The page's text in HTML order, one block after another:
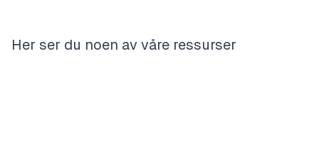
Her ser du noen av våre ressurser